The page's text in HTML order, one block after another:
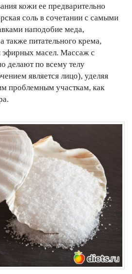
кожи ее предварительно
соль в сочетании с самыми
наподобие меда,
также питательного крема,
эфирных масел. Массаж с
делают по всему телу
является лицо), уделяя
проблемным участкам, как